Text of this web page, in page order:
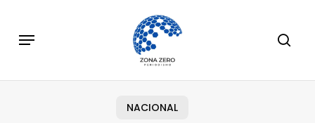
main
Menu
NACIONAL